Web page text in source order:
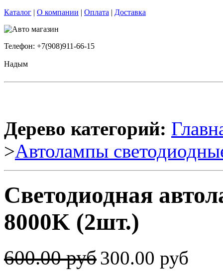
Каталог | О компании | Оплата | Доставка
Телефон: +7(908)911-66-15
Надым
Дерево категорий:
>Автолампы
Светодиодная
8000K (2шт.)
600.00 руб300.00 руб